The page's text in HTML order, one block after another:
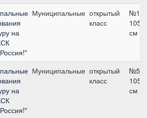
на
Муниципальные открытый
класс
№11,
105
см
на
Муниципальные открытый
класс
№5,
105
см